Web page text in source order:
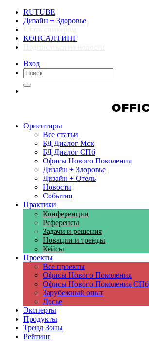
RUTUBE
Дизайн + Здоровье
КОНСАЛТИНГ
Вход
Ориентиры
Все статьи
БД Диалог Мск
БД Диалог СПб
Офисы Нового Поколения
Дизайн + Здоровье
Дизайн + Отель
Новости
События
Практики
Конференции
Референсы
Задачи и решения
Новации и тренды
Кейсы
Проекты
Все проекты
Офисы Нового Поколения
Офисы Нового Поколения СПб
Зарубежный опыт
Досье
Эксперты
Продукты
Тренд Зоны
Рейтинг